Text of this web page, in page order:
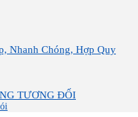
Nhanh Chóng, Hợp Quy
TƯƠNG ĐỐI